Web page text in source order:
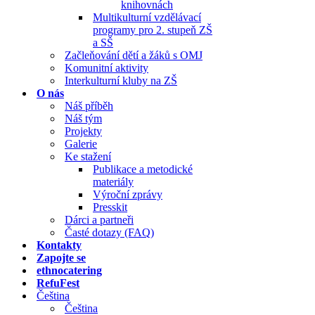
knihovnách
Multikulturní vzdělávací
programy pro 2. stupeň ZŠ
a SŠ
Začleňování dětí a žáků s OMJ
Komunitní aktivity
Interkulturní kluby na ZŠ
O nás
Náš příběh
Náš tým
Projekty
Galerie
Ke stažení
Publikace a metodické
materiály
Výroční zprávy
Presskit
Dárci a partneři
Časté dotazy (FAQ)
Kontakty
Zapojte se
ethnocatering
RefuFest
Čeština
Čeština